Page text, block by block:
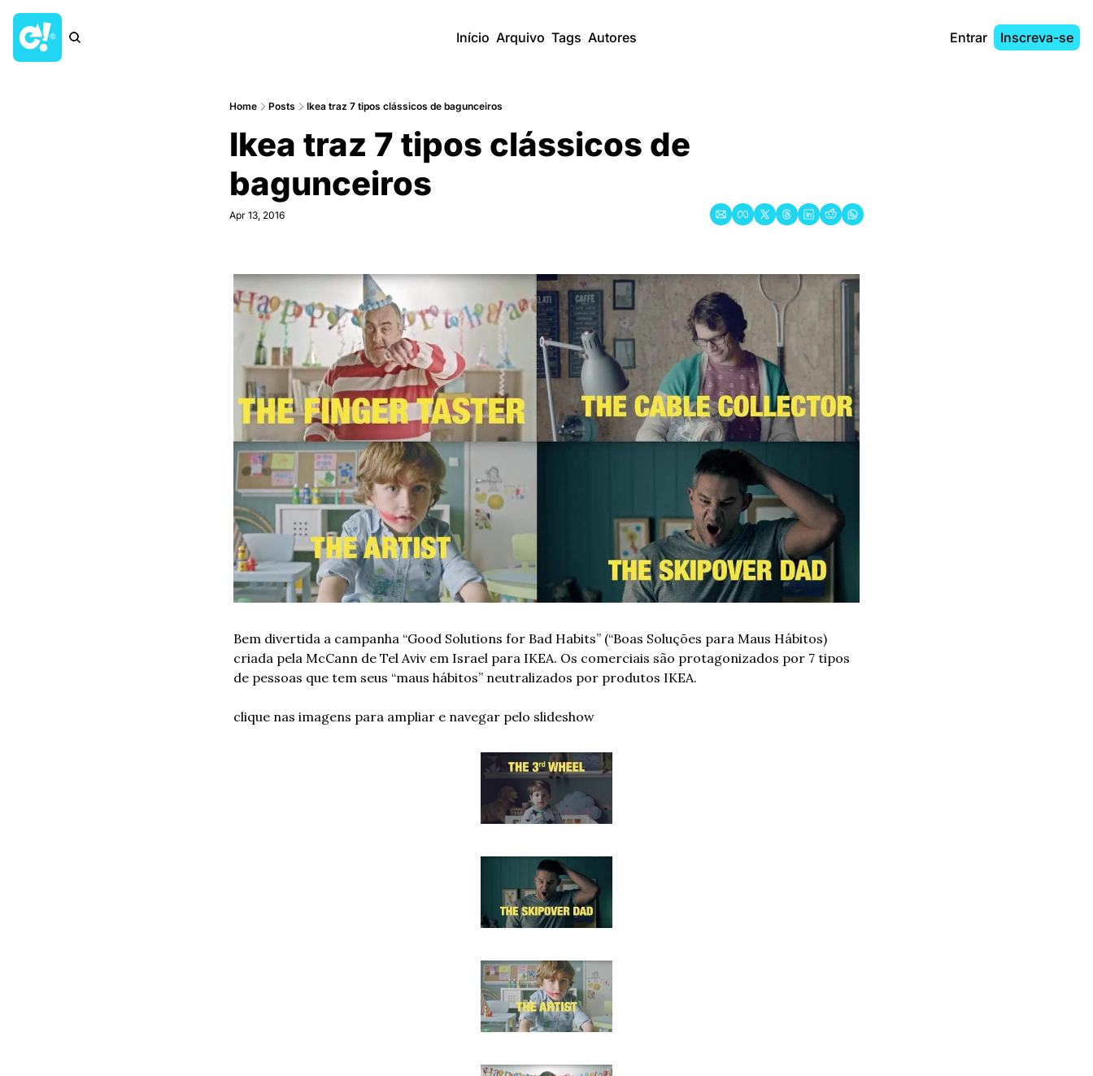
Início Arquivo Tags Autores Entrar Inscreva-se
Home Posts Ikea traz 7 tipos clássicos de bagunceiros
Ikea traz 7 tipos clássicos de
bagunceiros
Apr 13, 2016
Bem divertida a campanha “Good Solutions for Bad Habits” (“Boas Soluções para Maus Hábitos)
criada pela McCann de Tel Aviv em Israel para IKEA. Os comerciais são protagonizados por 7 tipos
de pessoas que tem seus “maus hábitos” neutralizados por produtos IKEA.
clique nas imagens para ampliar e navegar pelo slideshow